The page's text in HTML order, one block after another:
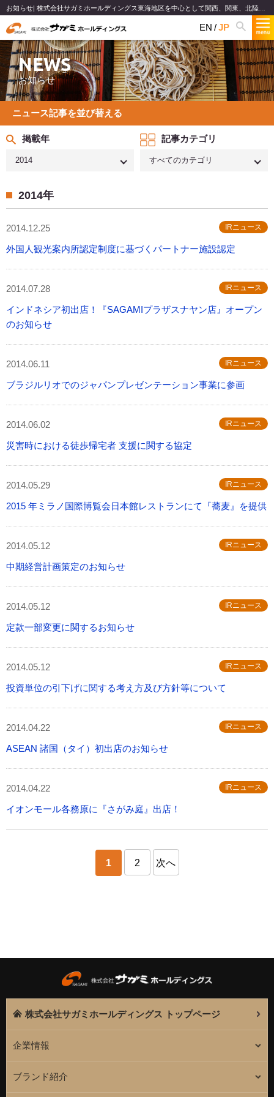
EN JP
NEWS
お知らせ
ニュース記事を並び替える
掲載年
2014
記事カテゴリ
すべてのカテゴリ
2014年
2014.12.25 IRニュース
外国人観光案内所認定制度に基づくパートナー施設認定
2014.07.28 IRニュース
インドネシア初出店！『SAGAMIプラザスナヤン店』オープン
のお知らせ
2014.06.11 IRニュース
ブラジルリオでのジャパンプレゼンテーション事業に参画
2014.06.02 IRニュース
災害時における徒歩帰宅者 支援に関する協定
2014.05.29 IRニュース
2015 年ミラノ国際博覧会日本館レストランにて『蕎麦』を提供
2014.05.12 IRニュース
中期経営計画策定のお知らせ
2014.05.12 IRニュース
定款一部変更に関するお知らせ
2014.05.12 IRニュース
投資単位の引下げに関する考え方及び方針等について
2014.04.22 IRニュース
ASEAN 諸国（タイ）初出店のお知らせ
2014.04.22 IRニュース
イオンモール各務原に『さがみ庭』出店！
1 2 次へ
株式会社サガミホールディングス トップページ
企業情報
ブランド紹介